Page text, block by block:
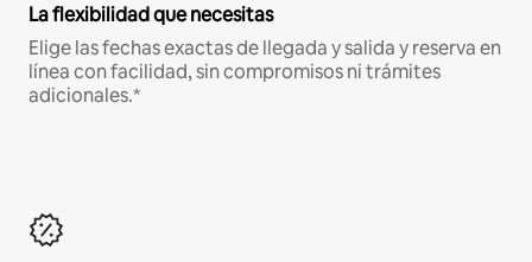
La flexibilidad que necesitas
Elige las fechas exactas de llegada y salida y reserva en
línea con facilidad, sin compromisos ni trámites
adicionales.*